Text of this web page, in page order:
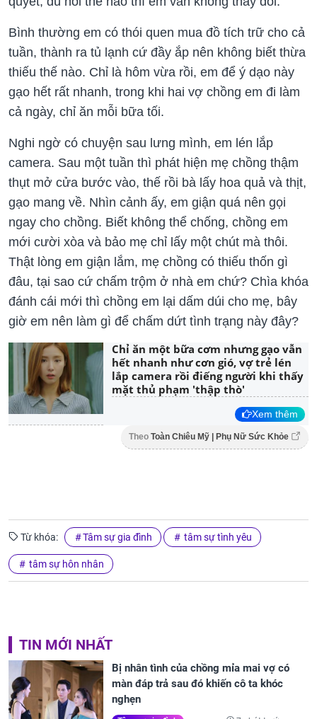
Bình thường em có thói quen mua đồ tích trữ cho cả
tuần, thành ra tủ lạnh cứ đầy ắp nên không biết thừa
thiếu thế nào. Chỉ là hôm vừa rồi, em để ý dạo này
gạo hết rất nhanh, trong khi hai vợ chồng em đi làm
cả ngày, chỉ ăn mỗi bữa tối.
Nghi ngờ có chuyện sau lưng mình, em lén lắp
camera. Sau một tuần thì phát hiện mẹ chồng thậm
thụt mở cửa bước vào, thế rồi bà lấy hoa quả và thịt,
gạo mang về. Nhìn cảnh ấy, em giận quá nên gọi
ngay cho chồng. Biết không thể chống, chồng em
mới cười xòa và bảo mẹ chỉ lấy một chút mà thôi.
Thật lòng em giận lắm, mẹ chồng có thiếu thốn gì
đâu, tại sao cứ chấm trộm ở nhà em chứ? Chìa khóa
đánh cái mới thì chồng em lại dấm dúi cho mẹ, bây
giờ em nên làm gì để chấm dứt tình trạng này đây?
Chỉ ăn một bữa cơm nhưng gạo vẫn
hết nhanh như cơn gió, vợ trẻ lén
lắp camera rồi điếng người khi thấy
mặt thủ phạm 'thập thò'
Xem thêm
Theo Toàn Chiêu Mỹ | Phụ Nữ Sức Khỏe
Từ khóa: Tâm sự gia đình tâm sự tình yêu
tâm sự hôn nhân
TIN MỚI NHẤT
Bị nhân tình của chồng mỉa mai vợ có
màn đáp trả sau đó khiến cô ta khóc
nghẹn